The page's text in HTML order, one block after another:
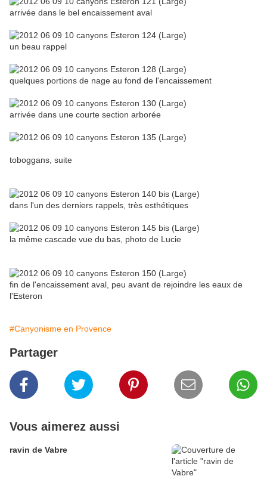
arrivée dans le bel encaissement aval
un beau rappel
quelques portions de nage au fond de l'encaissement
arrivée dans une courte section arborée
toboggans, suite
dans l'un des derniers rappels, très esthétiques
la même cascade vue du bas, photo de Lucie
fin de l'encaissement aval, peu avant de rejoindre les eaux de
l'Esteron
#Canyonisme en Provence
Partager
Vous aimerez aussi
ravin de Vabre